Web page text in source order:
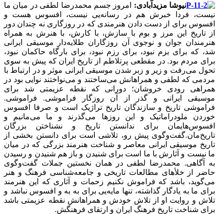
نیوشا مزیدآبادی: امروز جسم محمدرضا لطفی در میان ما
نیست، فردا خبرش هم در رسانه‌یی نیست، افسوس هست و
افسوس برای از دست دادن هنرمندی که در روزگاری نه چندان دور
از تاریخ این مرز و بوم با سازش، با کارش، با هنرش به همراه
هنرمندان جوان و نوجوی آن روزگاران طلایه‌دار موسیقی ایرانی
شد، که برای بزم نبود، برای رزم نبود، برای بارگاه حاکمان نبود،
برای مردم بود. در مقطعی پرتلاطم از تاریخ ایران که پیش به سوی
تحول می‌رفت و زیر و زبر شدن موسیقی ایرانی موثر و در ارتباط با
مردمی که لطفی و همراهانش می‌ساختند و می‌نواختند نوایی بود در
همراهی رودی خروشان؛ دورانی که نقطه عزیمتی شد برای
موسیقی ایرانی و گذر از آن روزگار فراموشی. فراموشی.
فراموشی تاریخ و سازندگان تاریخ تراژیک است و صرفا افسوس
خوردن ملودراماتیک و این روزها می‌گذرند و ما می‌مانیم و
افسوس‌هایمان برای ندانستن تاریخ و نشناختن بزرگان
تاریخ‌مان.گفت‌وگوی پیش رو، تلاشی است برای دانستن بخشی از
تاریخ موسیقی ایرانی معاصر و شناخت هنرمند بزرگی که در میان
ما نیست و آثارش با ما است برای شنیدن و باز هم شنیدن و رسیدن
به آگاهی. محمدرضا لطفی در همان نخستین جملات گفت‌وگوی
حاضر از خلأهای مطالعات تاریخی و جامعه‌شناسی فرهنگ و هنر
می‌گوید، باشد که فراموش نکنیم زحمات و آثاری که این هنرمند
برای ما به یادگار گذاشته، تنها مایه‌یی برای به به و افسوس نباشد و
تلاش و روایت او از تلاش خودش و همراهانش نقطه عزیمتی باشد
برای شناخت تاریخ فرهنگ ایران و ارتقای فرهنگش.